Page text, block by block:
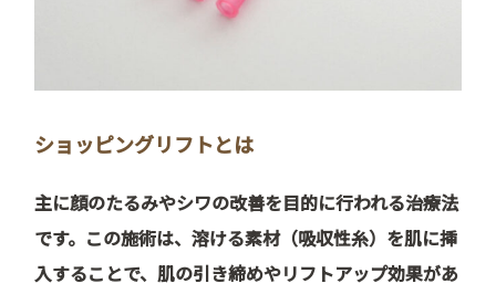
ショッピングリフトとは
主に顔のたるみやシワの改善を目的に行われる治療法
です。この施術は、溶ける素材（吸収性糸）を肌に挿
入することで、肌の引き締めやリフトアップ効果があ